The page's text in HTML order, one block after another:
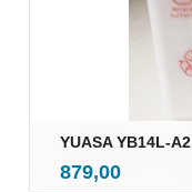
YUASA YB14L-A2
Pris
879,00mva.